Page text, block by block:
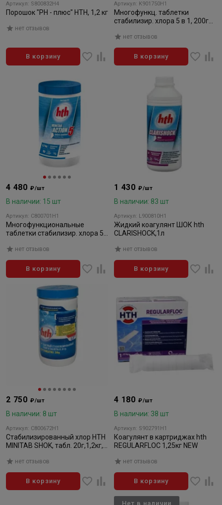
Артикул: S800832H4
Порошок "PH - плюс" HTH, 1,2 кг
нет отзывов
В корзину
Артикул: K901750H1
Многофункц. таблетки
стабилизир. хлора 5 в 1, 200гр.
нет отзывов
В корзину
4 480 ₽/шт
В наличии: 15 шт
Артикул: C800701H1
Многофункциональные
таблетки стабилизир. хлора 5
нет отзывов
В корзину
1 430 ₽/шт
В наличии: 83 шт
Артикул: L900810H1
Жидкий коагулянт ШОК hth
CLARISHOCK,1л
нет отзывов
В корзину
2 750 ₽/шт
В наличии: 8 шт
Артикул: C800672H1
Стабилизированный хлор HTH
MINITAB SHOK, табл. 20г,1,2кг,
нет отзывов
В корзину
4 180 ₽/шт
В наличии: 38 шт
Артикул: S902791H1
Коагулянт в картриджах hth
REGULARFLOC 1,25кг NEW
нет отзывов
В корзину
Нет в наличии